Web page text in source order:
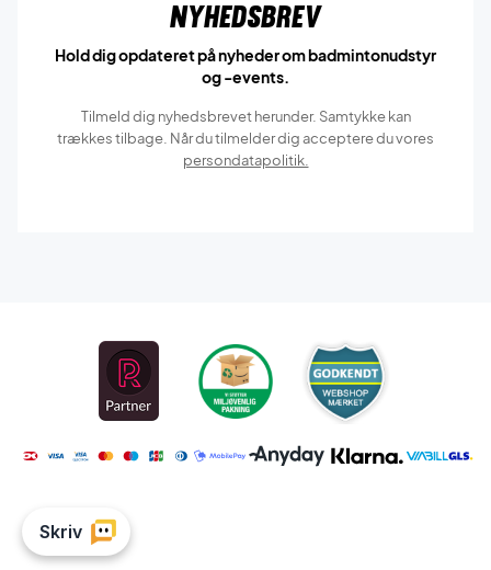
Nyhedsbrev
Hold dig opdateret på nyheder om badmintonudstyr
og -events.
Tilmeld dig nyhedsbrevet herunder. Samtykke kan
trækkes tilbage. Når du tilmelder dig acceptere du vores
persondatapolitik.